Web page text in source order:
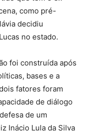
como pré-
decidiu
no estado.
foi construída após
bases e a
fatores foram
de diálogo
de um
Inácio Lula da Silva